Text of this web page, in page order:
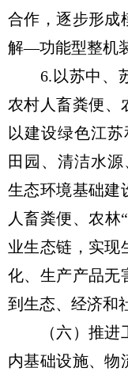
合作，逐步形
解—功能型整机
6.以苏中、苏
农村人畜粪便、
以建设绿色江
田园、清洁水
生态环境基础建
人畜粪便、农林
业生态链，实现
化、生产产品无
到生态、经济和
（六）推进工
内基础设施、物